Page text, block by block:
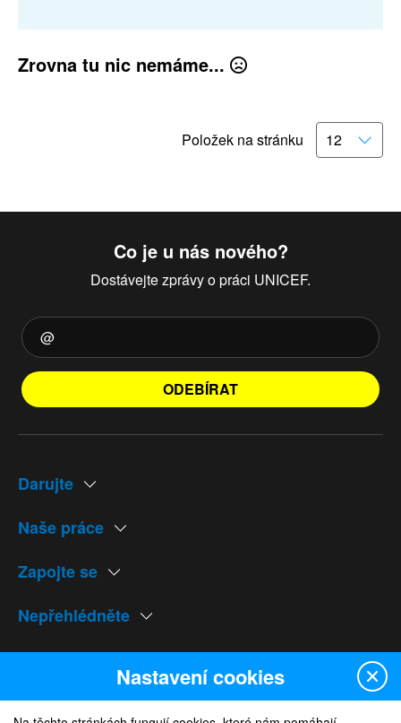
Zrovna tu nic nemáme...
Položek na stránku
Co je u nás nového?
Dostávejte zprávy o práci UNICEF.
ODEBÍRAT
Darujte
Naše práce
Zapojte se
Nepřehlédněte
Naše weby
Nastavení cookies